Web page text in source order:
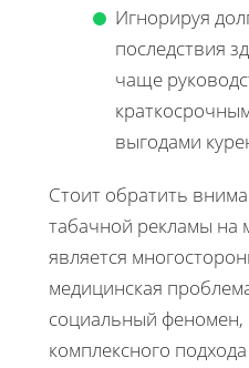
Игнорируя
последствия
чаще
выгодами
Стоит обратить
табачной рекламы на
является
медицинская
социальный феномен,
комплексного